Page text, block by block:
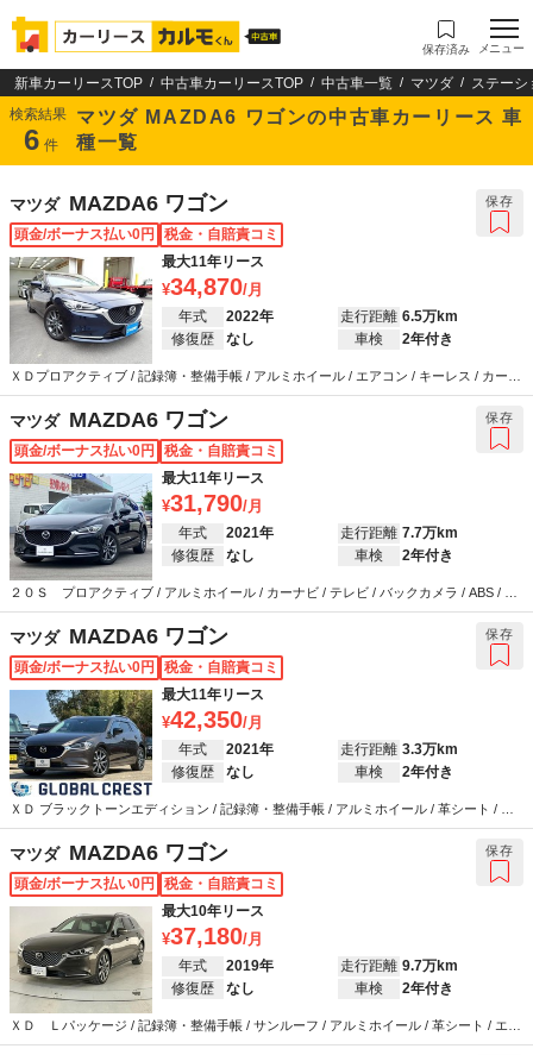
保存済み メニュー
新車カーリースTOP 中古車カーリースTOP 中古車一覧 マツダ
ステーシ
検索結果
6 件
マツダ MAZDA6 ワゴンの中古車カーリース 車
種一覧
マツダ MAZDA6 ワゴン
頭金/ボーナス払い0円
税金・自賠責コミ
最大11年リース
34,870
年式 2022年 走行距離 6.5万km
修復歴
なし 車検 2年付き
ＸＤプロアクティブ / 記録簿・整備手帳 / アルミホイール / エアコン / キーレス / カーナ
ビ / テレビ / ABS / エアバッグ
保存
マツダ MAZDA6 ワゴン
頭金/ボーナス払い0円
税金・自賠責コミ
最大11年リース
31,790
年式 2021年 走行距離 7.7万km
修復歴
なし 車検 2年付き
２０Ｓ プロアクティブ / アルミホイール / カーナビ / テレビ / バックカメラ / ABS / エ
アバッグ / パワーステアリング / パワーウインドウ
保存
マツダ MAZDA6 ワゴン
頭金/ボーナス払い0円
税金・自賠責コミ
最大11年リース
42,350
年式 2021年 走行距離 3.3万km
修復歴
なし 車検 2年付き
ＸＤ ブラックトーンエディション / 記録簿・整備手帳 / アルミホイール / 革シート / エ
アコン / テレビ / ABS / エアバッグ / パワーステアリング / パワーウインドウ
保存
マツダ MAZDA6 ワゴン
頭金/ボーナス払い0円
税金・自賠責コミ
最大10年リース
37,180
年式 2019年 走行距離 9.7万km
修復歴
なし 車検 2年付き
ＸＤ Ｌパッケージ / 記録簿・整備手帳 / サンルーフ / アルミホイール / 革シート / エア
コン / キーレス / カーナビ / テレビ / ABS / エアバッグ / パワーステアリング / パワーウ
保存